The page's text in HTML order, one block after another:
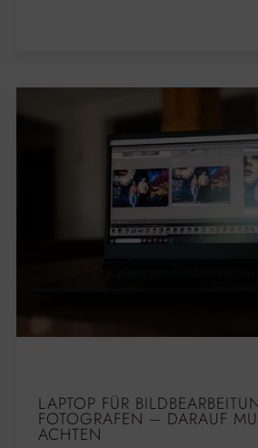
LAPTOP FÜR
FOTOGRAFEN – DARAUF
ACHTEN